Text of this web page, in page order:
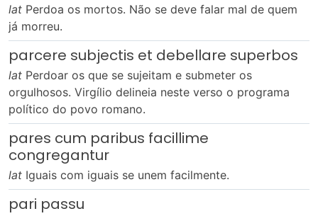
lat Perdoa os mortos. Não se deve falar mal de quem
já morreu.
parcere subjectis et debellare superbos
lat Perdoar os que se sujeitam e submeter os
orgulhosos. Virgílio delineia neste verso o programa
político do povo romano.
pares cum paribus facillime
congregantur
lat Iguais com iguais se unem facilmente.
pari passu